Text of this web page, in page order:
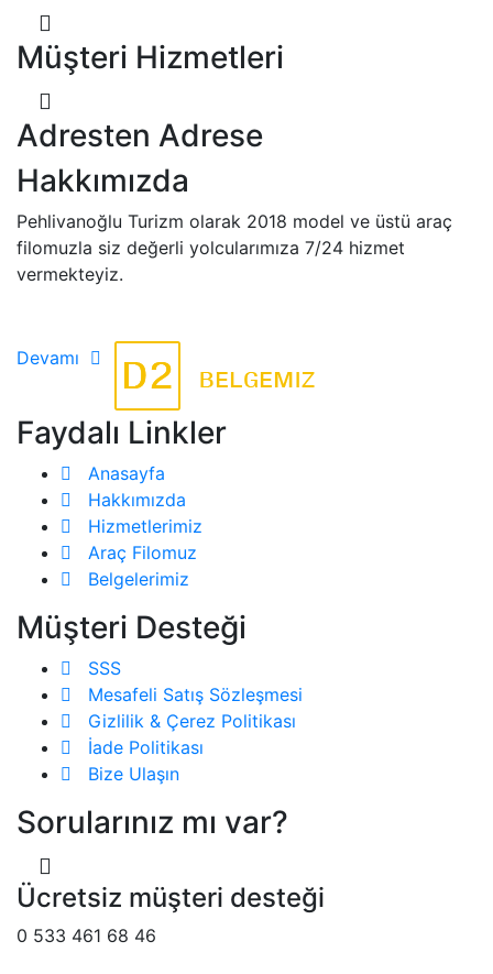
Müşteri Hizmetleri
Adresten Adrese
Hakkımızda
Pehlivanoğlu Turizm olarak 2018 model ve üstü araç
filomuzla siz değerli yolcularımıza 7/24 hizmet
vermekteyiz.
Devamı
Faydalı Linkler
Anasayfa
Hakkımızda
Hizmetlerimiz
Araç Filomuz
Belgelerimiz
Müşteri Desteği
SSS
Mesafeli Satış Sözleşmesi
Gizlilik & Çerez Politikası
İade Politikası
Bize Ulaşın
Sorularınız mı var?
Ücretsiz müşteri desteği
0 533 461 68 46